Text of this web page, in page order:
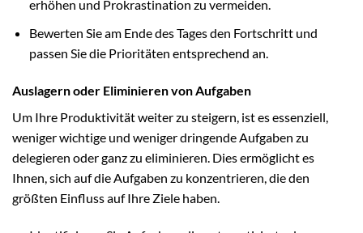
erhöhen und Prokrastination zu vermeiden.
Bewerten Sie am Ende des Tages den Fortschritt und
passen Sie die Prioritäten entsprechend an.
Auslagern oder Eliminieren von Aufgaben
Um Ihre Produktivität weiter zu steigern, ist es essenziell,
weniger wichtige und weniger dringende Aufgaben zu
delegieren oder ganz zu eliminieren. Dies ermöglicht es
Ihnen, sich auf die Aufgaben zu konzentrieren, die den
größten Einfluss auf Ihre Ziele haben.